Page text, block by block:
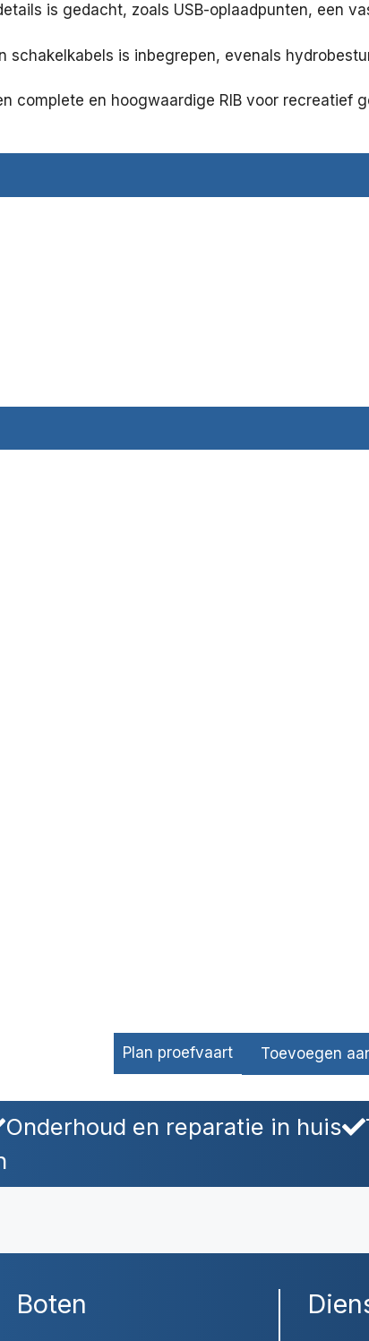
is gedacht, zoals USB-oplaadpunten, een
schakelkabels is inbegrepen, evenals
complete en hoogwaardige RIB voor recreatief
Plan proefvaart Toevoegen
Onderhoud en reparatie in huis
Boten